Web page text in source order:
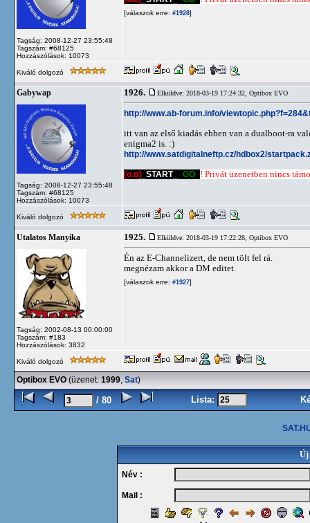
Tagság: 2008-12-27 23:55:48
Tagszám: #68125
Hozzászólások: 10073
[válaszok erre: #1928]
Kiváló dolgozó
Gabywap
Tagság: 2008-12-27 23:55:48
Tagszám: #68125
Hozzászólások: 10073
1926. Elküldve: 2018-03-19 17:24:32, Optibox EVO
http://www.ab-forum.info/
itt van az első kiadás ebben van a dualboot-ra
enigma2 is. :)
http://www.satdigitalneftp.cz/hdbox2/
[o.o] _START_ _GO_ ! Privát üzenetben nincs
Kiváló dolgozó
Utalatos Manyika
Tagság: 2002-08-13 00:00:00
Tagszám: #183
Hozzászólások: 3832
1925. Elküldve: 2018-03-19 17:22:28, Optibox EVO
Én az E-Channelizert, de nem tölt fel rá.
megnézam akkor a DM editet.
[válaszok erre: #1927]
Kiváló dolgozó
Optibox EVO (üzenet: 1999, Sat)
/ 80 Lista:
Új
Név :
Mail :